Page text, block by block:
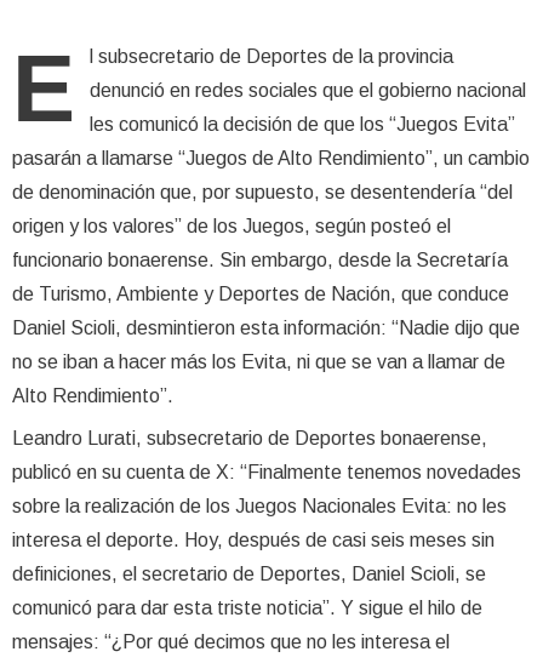
E
l subsecretario de Deportes de la provincia
denunció en redes sociales que el gobierno nacional
les comunicó la decisión de que los “Juegos Evita”
pasarán a llamarse “Juegos de Alto Rendimiento”, un cambio
de denominación que, por supuesto, se desentendería “del
origen y los valores” de los Juegos, según posteó el
funcionario bonaerense. Sin embargo, desde la Secretaría
de Turismo, Ambiente y Deportes de Nación, que conduce
Daniel Scioli, desmintieron esta información: “Nadie dijo que
no se iban a hacer más los Evita, ni que se van a llamar de
Alto Rendimiento”.
Leandro Lurati, subsecretario de Deportes bonaerense,
publicó en su cuenta de X: “Finalmente tenemos novedades
sobre la realización de los Juegos Nacionales Evita: no les
interesa el deporte. Hoy, después de casi seis meses sin
definiciones, el secretario de Deportes, Daniel Scioli, se
comunicó para dar esta triste noticia”. Y sigue el hilo de
mensajes: “¿Por qué decimos que no les interesa el